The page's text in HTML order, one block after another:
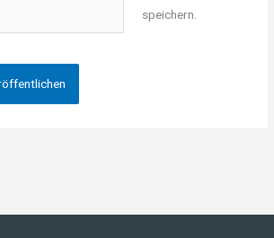
speichern.